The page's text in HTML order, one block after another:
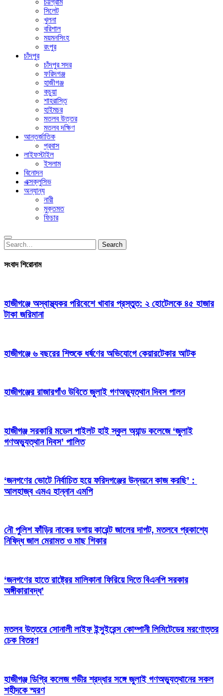
চট্টগ্রাম
সিলেট
খুলনা
বরিশাল
ময়মনসিংহ
রংপুর
চাঁদপুর
চাঁদপুর সদর
ফরিদগঞ্জ
হাজীগঞ্জ
কচুয়া
শাহরাস্তি
হাইমচর
মতলব উত্তর
মতলব দক্ষিণ
আন্তর্জাতিক
প্রবাস
লাইফস্টাইল
ইসলাম
বিনোদন
এক্সক্লুসিভ
অন্যান্য
নারী
মুক্তমত
ফিচার
Search
for:
Search
সংবাদ শিরোনাম
হাজীগঞ্জে অস্বাস্থ্যকর পরিবেশে খাবার প্রস্তুত: ২ হোটেলকে ৪৫ হাজার
টাকা জরিমানা
হাজীগঞ্জে ৬ বছরের শিশুকে ধর্ষণের অভিযোগে কেয়ারটেকার আটক
হাজীগঞ্জের রাজারগাঁও উবিতে জুলাই গণঅভ্যুত্থান দিবস পালন
হাজীগঞ্জ সরকারি মডেল পাইলট হাই স্কুল অ্যান্ড কলেজে ‘জুলাই
গণঅভ্যুত্থান দিবস’ পালিত
‘জনগণের ভোটে নির্বাচিত হয়ে ফরিদগঞ্জের উন্নয়নে কাজ করছি’ :
আলহাজ্ব এমএ হান্নান এমপি
নৌ পুলিশ ফাঁড়ির নাকের ডগায় কারেন্ট জালের দাপট, মতলবে প্রকাশ্যে
নিষিদ্ধ জাল মেরামত ও মাছ শিকার
‘জনগণের হাতে রাষ্ট্রের মালিকানা ফিরিয়ে দিতে বিএনপি সরকার
অঙ্গীকারাবদ্ধ’
মতলব উত্তরে সোনালী লাইফ ইন্সুইরেন্স কোম্পানী লিমিটেডের মরণোত্তর
চেক বিতরণ
হাজীগঞ্জ ডিগ্রি কলেজ গভীর শ্রদ্ধার সঙ্গে জুলাই গণঅভ্যুত্থানের সকল
শহীদকে স্মরণ